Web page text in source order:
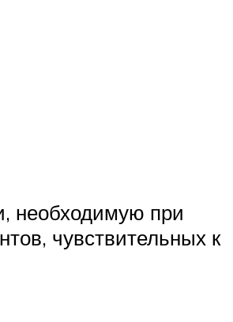
необходимую при
чувствительных к